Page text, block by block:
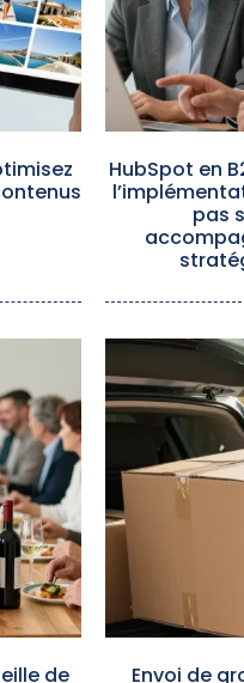
HubSpot en
pas
de Envoi de